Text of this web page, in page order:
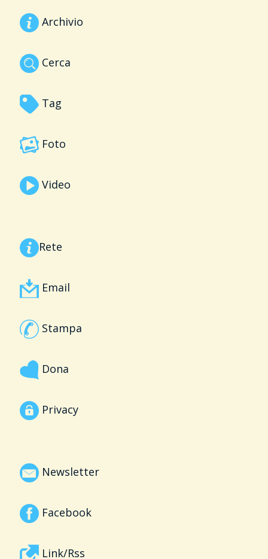
Archivio
Cerca
Tag
Foto
Video
Rete
Email
Stampa
Dona
Privacy
Newsletter
Facebook
Link/Rss